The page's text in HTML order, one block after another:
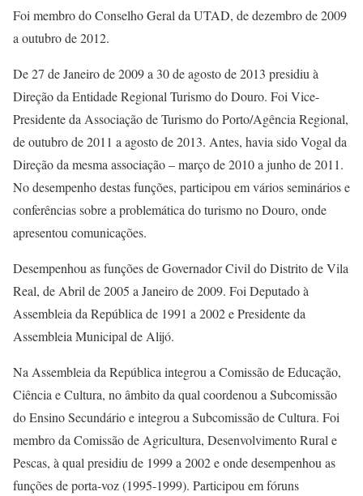
Foi membro do Conselho Geral da UTAD, de dezembro de 2009
a outubro de 2012.
De 27 de Janeiro de 2009 a 30 de agosto de 2013 presidiu à
Direção da Entidade Regional Turismo do Douro. Foi Vice-
Presidente da Associação de Turismo do Porto/Agência Regional,
de outubro de 2011 a agosto de 2013. Antes, havia sido Vogal da
Direção da mesma associação – março de 2010 a junho de 2011.
No desempenho destas funções, participou em vários seminários e
conferências sobre a problemática do turismo no Douro, onde
apresentou comunicações.
Desempenhou as funções de Governador Civil do Distrito de Vila
Real, de Abril de 2005 a Janeiro de 2009. Foi Deputado à
Assembleia da República de 1991 a 2002 e Presidente da
Assembleia Municipal de Alijó.
Na Assembleia da República integrou a Comissão de Educação,
Ciência e Cultura, no âmbito da qual coordenou a Subcomissão
do Ensino Secundário e integrou a Subcomissão de Cultura. Foi
membro da Comissão de Agricultura, Desenvolvimento Rural e
Pescas, à qual presidiu de 1999 a 2002 e onde desempenhou as
funções de porta-voz (1995-1999). Participou em fóruns